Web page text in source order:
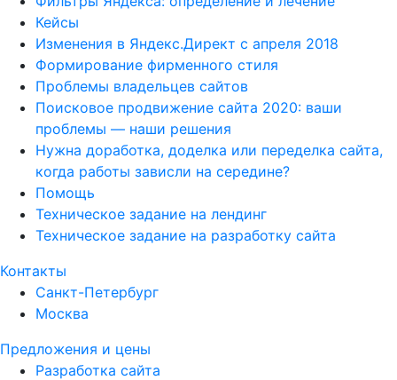
Кейсы
Изменения в Яндекс.Директ с апреля 2018
Формирование фирменного стиля
Проблемы владельцев сайтов
Поисковое продвижение сайта 2020: ваши
проблемы — наши решения
Нужна доработка, доделка или переделка сайта,
когда работы зависли на середине?
Помощь
Техническое задание на лендинг
Техническое задание на разработку сайта
Контакты
Санкт-Петербург
Москва
Предложения и цены
Разработка сайта